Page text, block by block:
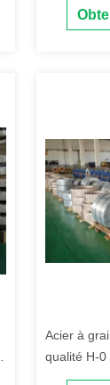
Acier à
qualité H-
noyau